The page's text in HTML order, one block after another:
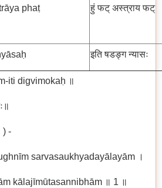
phaṭ हुं फट् अस्त्राय फट्
इति षडङ्ग न्यासः
iti digvimokaḥ ॥
) -
sarvasaukhyadayālayām ।
kālajīmūtasannibhām ॥ 1 ॥